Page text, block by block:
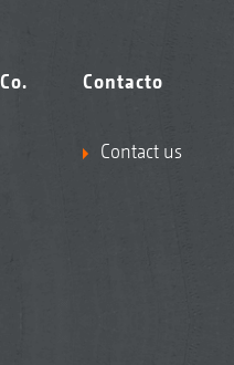
Contacto
Contact us